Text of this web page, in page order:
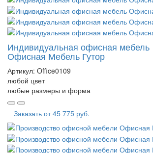
Индивидуальная офисная мебель
Офисная Мебель Гутор
Артикул: Office0109
любой цвет
любые размеры и форма
Заказать от45 775 руб.